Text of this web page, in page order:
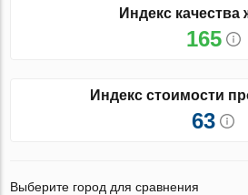
Индекс качества
165
Индекс стоимости
63
Выберите город для сравнения